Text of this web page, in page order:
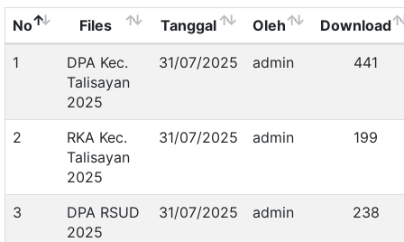
No Files Tanggal Oleh Download
1
DPA Kec.
Talisayan
2025
31/07/2025 admin 441
2
RKA Kec.
Talisayan
2025
31/07/2025 admin 199
3
DPA RSUD
2025
31/07/2025 admin 238